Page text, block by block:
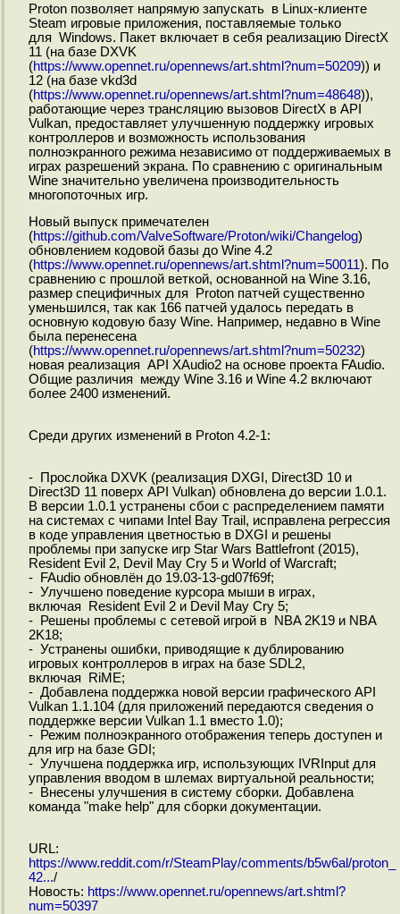
Proton позволяет напрямую запускать в Linux-клиенте
Steam игровые приложения, поставляемые только
для Windows. Пакет включает в себя реализацию DirectX
11 (на базе DXVK
(https://www.opennet.ru/opennews/art.shtml?num=50209)) и
12 (на базе vkd3d
(https://www.opennet.ru/opennews/art.shtml?num=48648)),
работающие через трансляцию вызовов DirectX в API
Vulkan, предоставляет улучшенную поддержку игровых
контроллеров и возможность использования
полноэкранного режима независимо от поддерживаемых в
играх разрешений экрана. По сравнению с оригинальным
Wine значительно увеличена производительность
многопоточных игр.
Новый выпуск примечателен
(https://github.com/ValveSoftware/Proton/wiki/Changelog)
обновлением кодовой базы до Wine 4.2
(https://www.opennet.ru/opennews/art.shtml?num=50011). По
сравнению с прошлой веткой, основанной на Wine 3.16,
размер специфичных для Proton патчей существенно
уменьшился, так как 166 патчей удалось передать в
основную кодовую базу Wine. Например, недавно в Wine
была перенесена
(https://www.opennet.ru/opennews/art.shtml?num=50232)
новая реализация API XAudio2 на основе проекта FAudio.
Общие различия между Wine 3.16 и Wine 4.2 включают
более 2400 изменений.
Среди других изменений в Proton 4.2-1:
- Прослойка DXVK (реализация DXGI, Direct3D 10 и
Direct3D 11 поверх API Vulkan) обновлена до версии 1.0.1.
В версии 1.0.1 устранены сбои с распределением памяти
на системах с чипами Intel Bay Trail, исправлена регрессия
в коде управления цветностью в DXGI и решены
проблемы при запуске игр Star Wars Battlefront (2015),
Resident Evil 2, Devil May Cry 5 и World of Warcraft;
- FAudio обновлён до 19.03-13-gd07f69f;
- Улучшено поведение курсора мыши в играх,
включая Resident Evil 2 и Devil May Cry 5;
- Решены проблемы с сетевой игрой в NBA 2K19 и NBA
2K18;
- Устранены ошибки, приводящие к дублированию
игровых контроллеров в играх на базе SDL2,
включая RiME;
- Добавлена поддержка новой версии графического API
Vulkan 1.1.104 (для приложений передаются сведения о
поддержке версии Vulkan 1.1 вместо 1.0);
- Режим полноэкранного отображения теперь доступен и
для игр на базе GDI;
- Улучшена поддержка игр, использующих IVRInput для
управления вводом в шлемах виртуальной реальности;
- Внесены улучшения в систему сборки. Добавлена
команда "make help" для сборки документации.
URL:
https://www.reddit.com/r/SteamPlay/comments/b5w6al/proton_
42.../
Новость: https://www.opennet.ru/opennews/art.shtml?
num=50397